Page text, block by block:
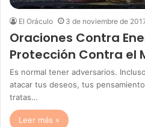
El Oráculo 3 de noviembre de
Oraciones Contra
Protección Contra el
Es normal tener adversarios.
atacar tus deseos, tus
tratas…
Leer más »